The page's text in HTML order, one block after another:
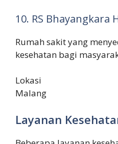
10. RS Bhayangkara
Rumah sakit yang
kesehatan bagi
Lokasi
Malang
Layanan